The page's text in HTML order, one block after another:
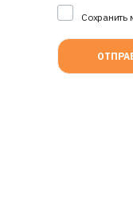
Сохранить